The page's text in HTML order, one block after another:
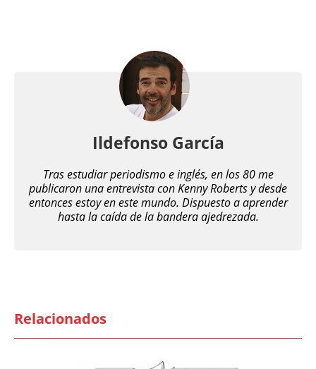
Ildefonso García
Tras estudiar periodismo e inglés, en los 80 me
publicaron una entrevista con Kenny Roberts y desde
entonces estoy en este mundo. Dispuesto a aprender
hasta la caída de la bandera ajedrezada.
Relacionados